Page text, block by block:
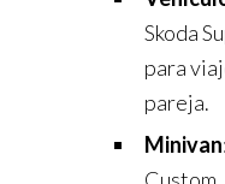
Skoda
para
pareja.
Minivan